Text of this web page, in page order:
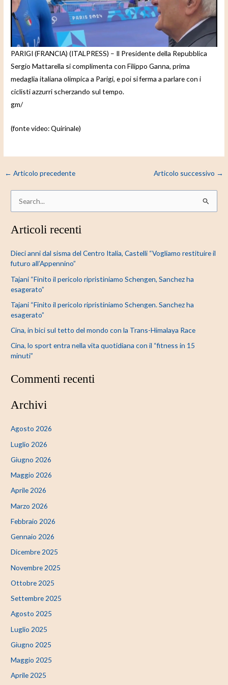
e
o
PARIGI (FRANCIA) (ITALPRESS) – Il Presidente della Repubblica
Sergio Mattarella si complimenta con Filippo Ganna, prima
medaglia italiana olimpica a Parigi, e poi si ferma a parlare con i
ciclisti azzurri scherzando sul tempo.
gm/
(fonte video: Quirinale)
← Articolo precedente Articolo successivo →
r
a
Articoli recenti
Dieci anni dal sisma del Centro Italia, Castelli “Vogliamo restituire il
futuro all’Appennino”
Tajani “Finito il pericolo ripristiniamo Schengen, Sanchez ha
esagerato”
Tajani “Finito il pericolo ripristiniamo Schengen. Sanchez ha
esagerato”
Cina, in bici sul tetto del mondo con la Trans-Himalaya Race
Cina, lo sport entra nella vita quotidiana con il “fitness in 15
minuti”
Commenti recenti
Archivi
Agosto 2026
Luglio 2026
Giugno 2026
Maggio 2026
Aprile 2026
Marzo 2026
Febbraio 2026
Gennaio 2026
Dicembre 2025
Novembre 2025
Ottobre 2025
Settembre 2025
Agosto 2025
Luglio 2025
Giugno 2025
Maggio 2025
Aprile 2025